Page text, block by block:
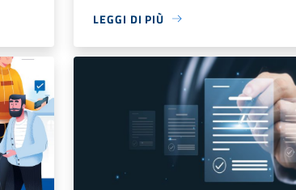
LEGGI DI PIÙ